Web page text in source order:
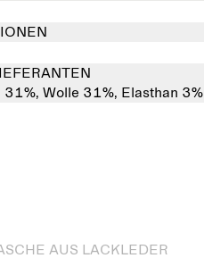
31%, Wolle 31%, Elasthan 3%
AUS LACKLEDER